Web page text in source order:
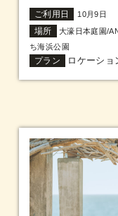
ご利用日 10月9日
場所
大濠日本庭園/
ち海浜公園
プラン ロケーショ